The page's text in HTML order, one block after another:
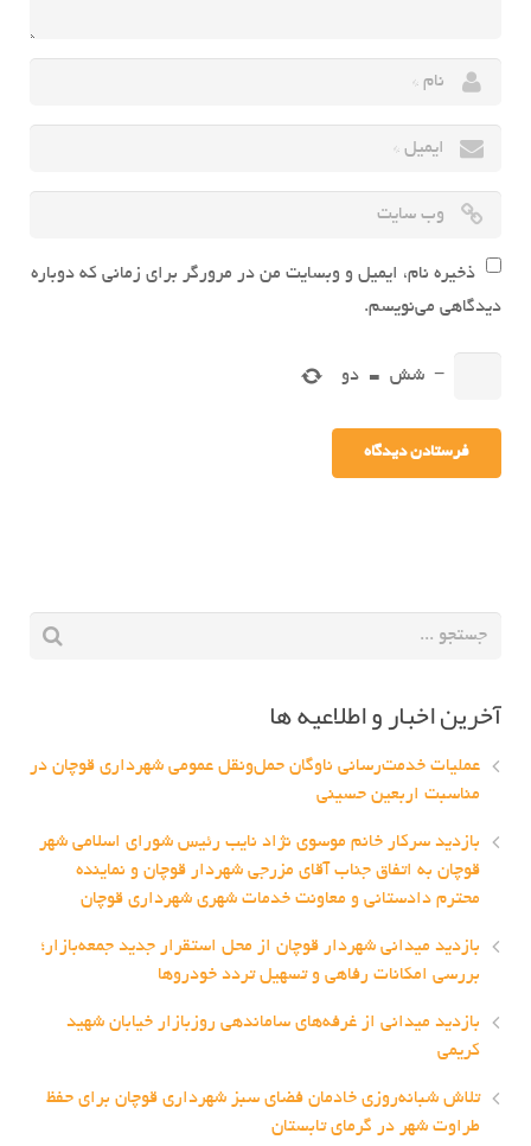
ذخیره نام، ایمیل و وبسایت من در مرورگر برای زمانی که دوباره
دیدگاهی می‌نویسم.
− شش = دو
آخرین اخبار و اطلاعیه ها
عملیات خدمت‌رسانی ناوگان حمل‌ونقل عمومی شهرداری قوچان در
مناسبت اربعین حسینی
بازدید سرکار خانم موسوی نژاد نایب رئیس شورای اسلامی شهر
قوچان به اتفاق جناب آقای مزرجی شهردار قوچان و نماینده
محترم دادستانی و معاونت خدمات شهری شهرداری قوچان
بازدید میدانی شهردار قوچان از محل استقرار جدید جمعه‌بازار؛
بررسی امکانات رفاهی و تسهیل تردد خودروها
بازدید میدانی از غرفه‌های ساماندهی روزبازار خیابان شهید
کریمی
تلاش شبانه‌روزی خادمان فضای سبز شهرداری قوچان برای حفظ
طراوت شهر در گرمای تابستان